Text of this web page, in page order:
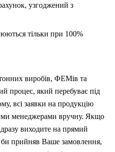
узгоджений з
тільки при 100%
виробів, ФЕМів та
процес, який перебуває під
всі заявки на продукцію
менеджерами вручну. Якщо
виходите на прямий
прийняв Ваше замовлення,